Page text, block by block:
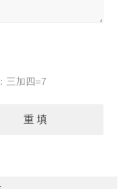
三加四=7